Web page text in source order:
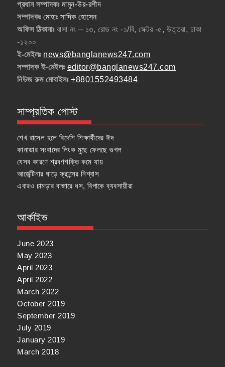
প্রধান সম্পাদকঃমামুন-উর-রশীদ
সম্পাদকঃ মোহাঃ সাদিক হোসেন
অফিস ঠিকানাঃবাসা নং – ১৩, রোড নং -১/বি, সেক্টর -৫, উত্তরা, ঢাকা
-১২০০
ই-মেইলঃ news@banglanews247.com
সম্পাদক ই-মেইলঃ editor@banglanews247.com
নিউজ রুম মোবাইলঃ+8801552493484
সাম্প্রতিক পোস্ট
শেখ রাসেল হলে বিদেশি শিক্ষার্থীদের ঈদ
কানাডার সংবাদের লিংক মুছে ফেলছে গুগল
যেসব কারণে শ্রবণশক্তি কমে যায়
আর্জেন্টিনার ঘাড়ে ফ্রান্সের নিশ্বাস
এবারও চামড়ার বাজারে ধস, বিপাকে ব্যবসায়ীরা
আর্কাইভ
June 2023
May 2023
April 2023
April 2022
March 2022
October 2019
September 2019
July 2019
January 2019
March 2018